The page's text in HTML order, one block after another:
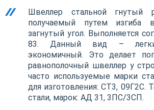
Швеллер стальной гнутый
получаемый путем изгиба
загнутый угол. Выполняется
83. Данный вид –
экономичный. Это делает
равнополочный швеллер у
часто используемые марки
для изготовления: СТ3, 09Г2С.
стали, марок: АД 31, 3ПС/3СП.